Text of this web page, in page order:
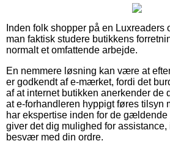
Inden folk shopper på en Luxreaders
man faktisk studere butikkens
normalt et omfattende arbejde.
En nemmere løsning kan være at
er godkendt af e-mærket, fordi det
af at internet butikken anerkender de
at e-forhandleren hyppigt føres tilsyn
har ekspertise inden for de
giver det dig mulighed for
besvær med din ordre.